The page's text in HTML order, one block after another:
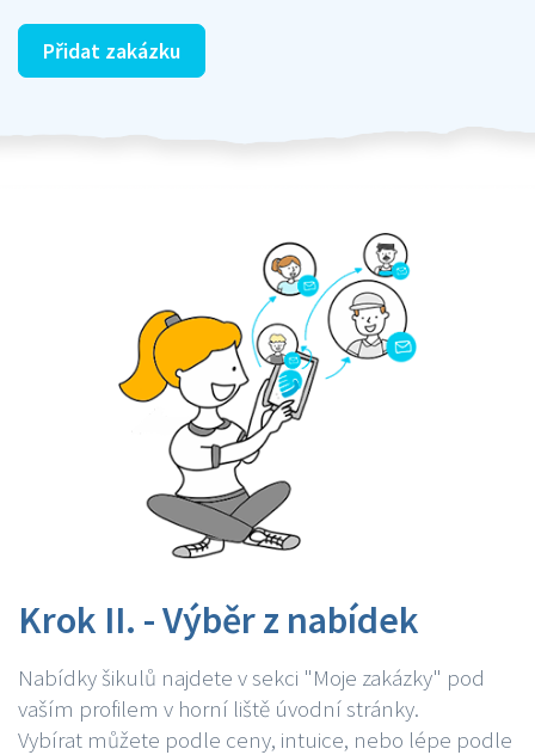
Přidat zakázku
Krok II. - Výběr z nabídek
Nabídky šikulů najdete v sekci "Moje zakázky" pod
vaším profilem v horní liště úvodní stránky.
Vybírat můžete podle ceny, intuice, nebo lépe podle